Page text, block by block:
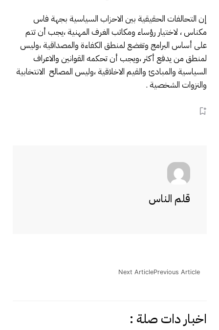
إن التحالفات الحقيقية بين الاحزاب السياسية بجهة فاس
مكناس ، لاختيار رؤساء ومكاتب الغرف المهنية ،يجب أن تتم
على أساس البرامج وتغضع لمنطق الكفاءة والمصداقية ،وليس
لمنطق من يدفع أكثر ،ويجب أن تحكمه القوانين والاعراف
السياسية والمبادئ والقيم الاخلاقية ،وليس المصالح الانتخابية
والنزوات الشخصية .
قلم الناس
Previous Article
Next Article
اخبار دات صلة :